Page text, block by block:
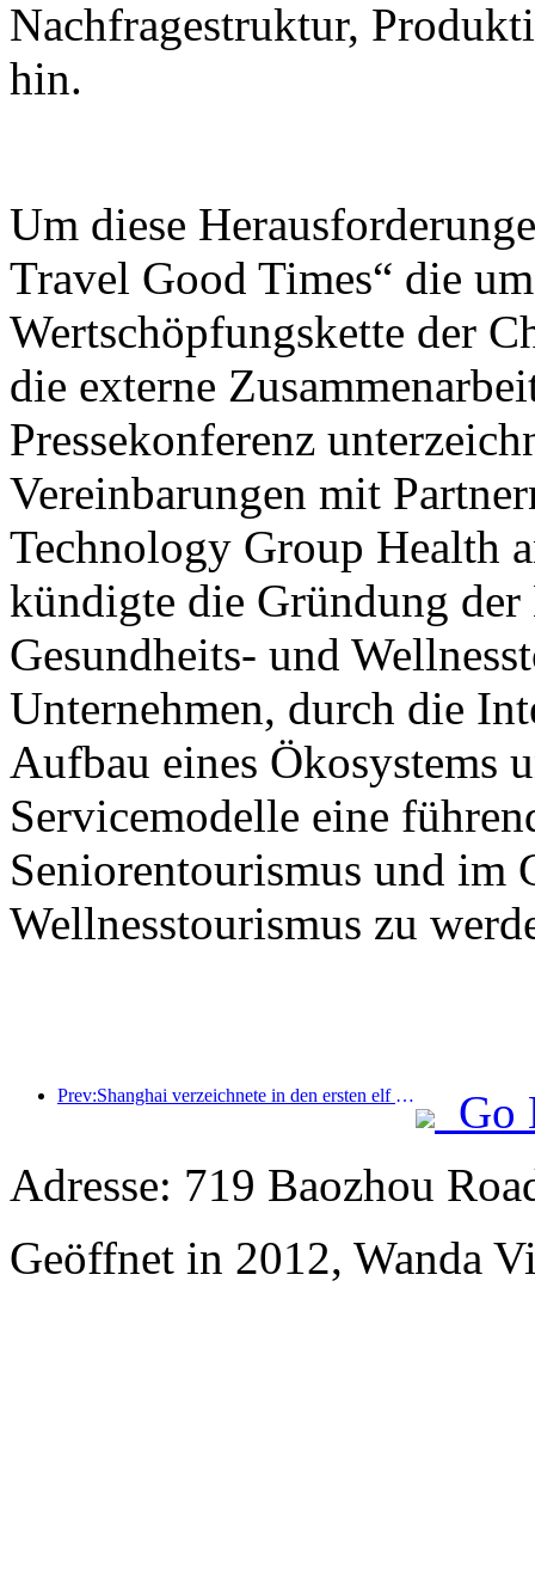
Nachfragestruktur,
hin.
Um diese
Travel Good Times“ die
Wertschöpfungskette der
die externe
Pressekonferenz
Vereinbarungen mit
Technology Group Health
kündigte die Gründung
Gesundheits- und
Unternehmen, durch die
Aufbau eines
Servicemodelle eine
Seniorentourismus und im
Wellnesstourismus zu
Prev:Shanghai verzeichnete in den ersten elf Monaten des Jahres 8,282 Millionen ankommende Touristen und übertraf damit die anfänglichen Erwartungen.
Go
Adresse: 719 Baozhou
Geöffnet in 2012, Wanda